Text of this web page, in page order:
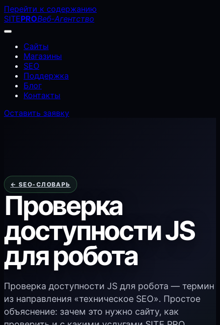
Перейти к содержанию
SITEPROВеб-Агентство
Сайты
Магазины
SEO
Поддержка
Блог
Контакты
Оставить заявку
← SEO-СЛОВАРЬ
Проверка
доступности JS
для робота
Проверка доступности JS для робота — термин
из направления «техническое SEO». Простое
объяснение: зачем это нужно сайту, как